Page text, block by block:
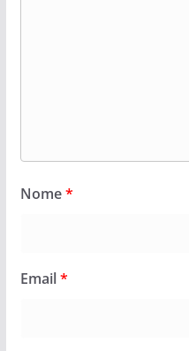
Nome*
Email*